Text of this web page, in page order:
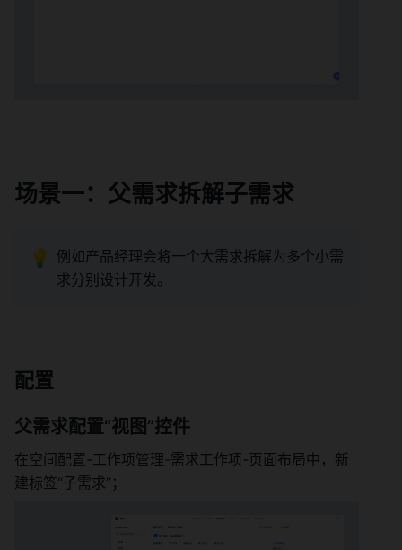
场景一：父需求拆解子需求
💡
例如产品经理会将一个大需求拆解为多个小需
求分别设计开发。
配置
父需求配置“视图”控件
在空间配置-工作项管理-需求工作项-页面布局中，新
建标签“子需求”；